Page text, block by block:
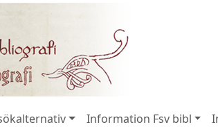
Information Fsv bibl